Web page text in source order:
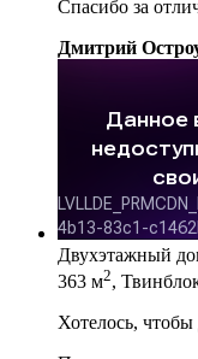
Спасибо за
Дмитрий
Двухэтажный
363 м2,
Хотелось,